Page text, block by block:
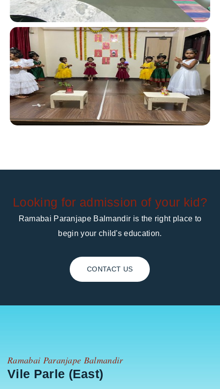
Looking for admission of your kid?
Ramabai Paranjape Balmandir is the right place to
begin your child's education.
CONTACT US
Ramabai Paranjape Balmandir
Vile Parle (East)